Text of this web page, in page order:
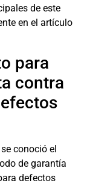
de este
en el artículo
para
contra
conoció el
de garantía
defectos